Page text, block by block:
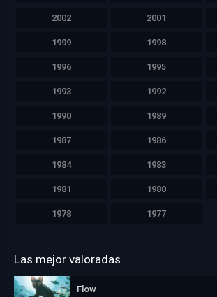
2002 2001
1999 1998
1996 1995
1993 1992
1990 1989
1987 1986
1984 1983
1981 1980
1978 1977
Las mejor valoradas
Flow